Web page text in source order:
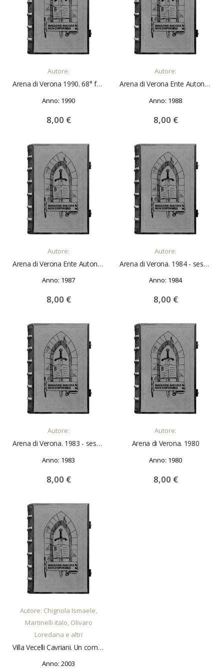
AGGIUNGI AL CARRELLO
Autore:
Arena di Verona 1990. 68° festival - opera/balletto-concerti
Anno: 1990
8,00 €
AGGIUNGI AL CARRELLO
Autore:
Arena di Verona Ente Autonomo. 66° festival dell'opera lirica. 2 luglio-31 agosto 1988
Anno: 1988
8,00 €
AGGIUNGI AL CARRELLO
Autore:
Arena di Verona Ente Autonomo. 65° festival dell'opera lirica. 4 luglio-30 agosto 1987
Anno: 1987
8,00 €
AGGIUNGI AL CARRELLO
Autore:
Arena di Verona. 1984 - sessantaduesimo Festival dell'Opera Lirica
Anno: 1984
8,00 €
AGGIUNGI AL CARRELLO
Autore:
Arena di Verona. 1983 - sessantunesimo Festival dell'Opera Lirica
Anno: 1983
8,00 €
AGGIUNGI AL CARRELLO
Autore:
Arena di Verona. 1980
Anno: 1980
8,00 €
AGGIUNGI AL CARRELLO
Autore: Chignola Ismaele,
Martinelli italo, Olivaro
Loredana e altri
Villa Vecelli Cavriani. Un complesso embelmatico del secondo settecento veronese
Anno: 2003